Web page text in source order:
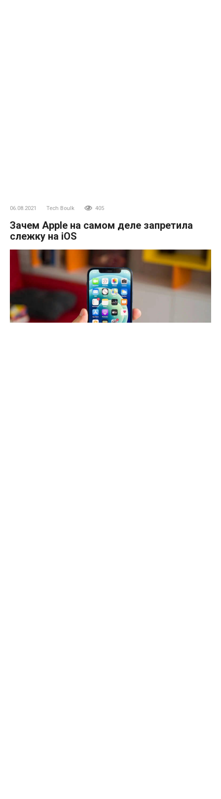
06.08.2021 Tech Boulk 405
Зачем Apple на самом деле запретила
слежку на iOS